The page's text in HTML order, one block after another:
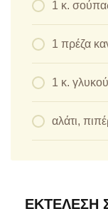
1 κ.
1 πρέζα
1 κ.
αλάτι,
ΕΚΤΈΛΕΣΗ